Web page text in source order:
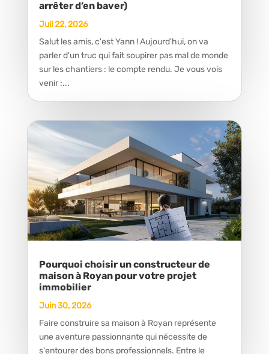
arrêter d’en baver)
Juil 22, 2026
Salut les amis, c'est Yann ! Aujourd'hui, on va
parler d'un truc qui fait soupirer pas mal de monde
sur les chantiers : le compte rendu. Je vous vois
venir :...
Pourquoi choisir un constructeur de
maison à Royan pour votre projet
immobilier
Juin 30, 2026
Faire construire sa maison à Royan représente
une aventure passionnante qui nécessite de
s'entourer des bons professionnels. Entre le